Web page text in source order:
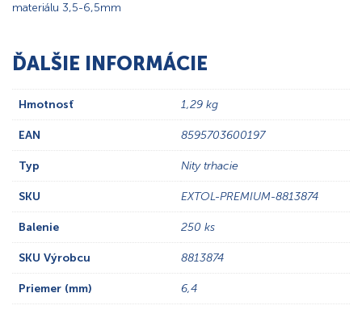
materiálu 3,5-6,5mm
ĎALŠIE INFORMÁCIE
Hmotnosť 1,29 kg
EAN 8595703600197
Typ Nity trhacie
SKU EXTOL-PREMIUM-8813874
Balenie 250 ks
SKU Výrobcu 8813874
Priemer (mm) 6,4